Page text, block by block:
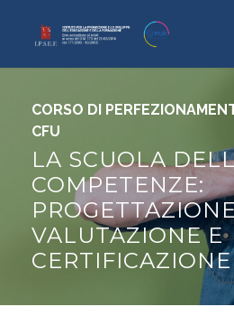
CORSO DI
CFU
LA SCUOLA
COMPETENZE:
VALUTAZIONE E
CERTIFICAZIONE